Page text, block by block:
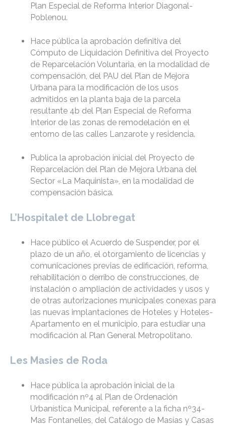
Plan Especial de Reforma Interior Diagonal-
Poblenou.
Hace pública la aprobación definitiva del
Cómputo de Liquidación Definitiva del Proyecto
de Reparcelación Voluntaria, en la modalidad de
compensación, del PAU del Plan de Mejora
Urbana para la modificación de los usos
admitidos en la planta baja de la parcela
resultante 4b del Plan Especial de Reforma
Interior de las zonas de remodelación en el
entorno de las calles Lanzarote y residencia.
Publica la aprobación inicial del Proyecto de
Reparcelación del Plan de Mejora Urbana del
Sector «La Maquinista», en la modalidad de
compensación básica.
L’Hospitalet de Llobregat
Hace público el Acuerdo de Suspender, por el
plazo de un año, el otorgamiento de licencias y
comunicaciones previas de edificación, reforma,
rehabilitación o derribo de construcciones, de
instalación o ampliación de actividades y usos y
de otras autorizaciones municipales conexas para
las nuevas implantaciones de Hoteles y Hoteles-
Apartamento en el municipio, para estudiar una
modificación al Plan General Metropolitano.
Les Masies de Roda
Hace pública la aprobación inicial de la
modificación nº4 al Plan de Ordenación
Urbanística Municipal, referente a la ficha nº34-
Mas Fontanelles, del Catálogo de Masías y Casas